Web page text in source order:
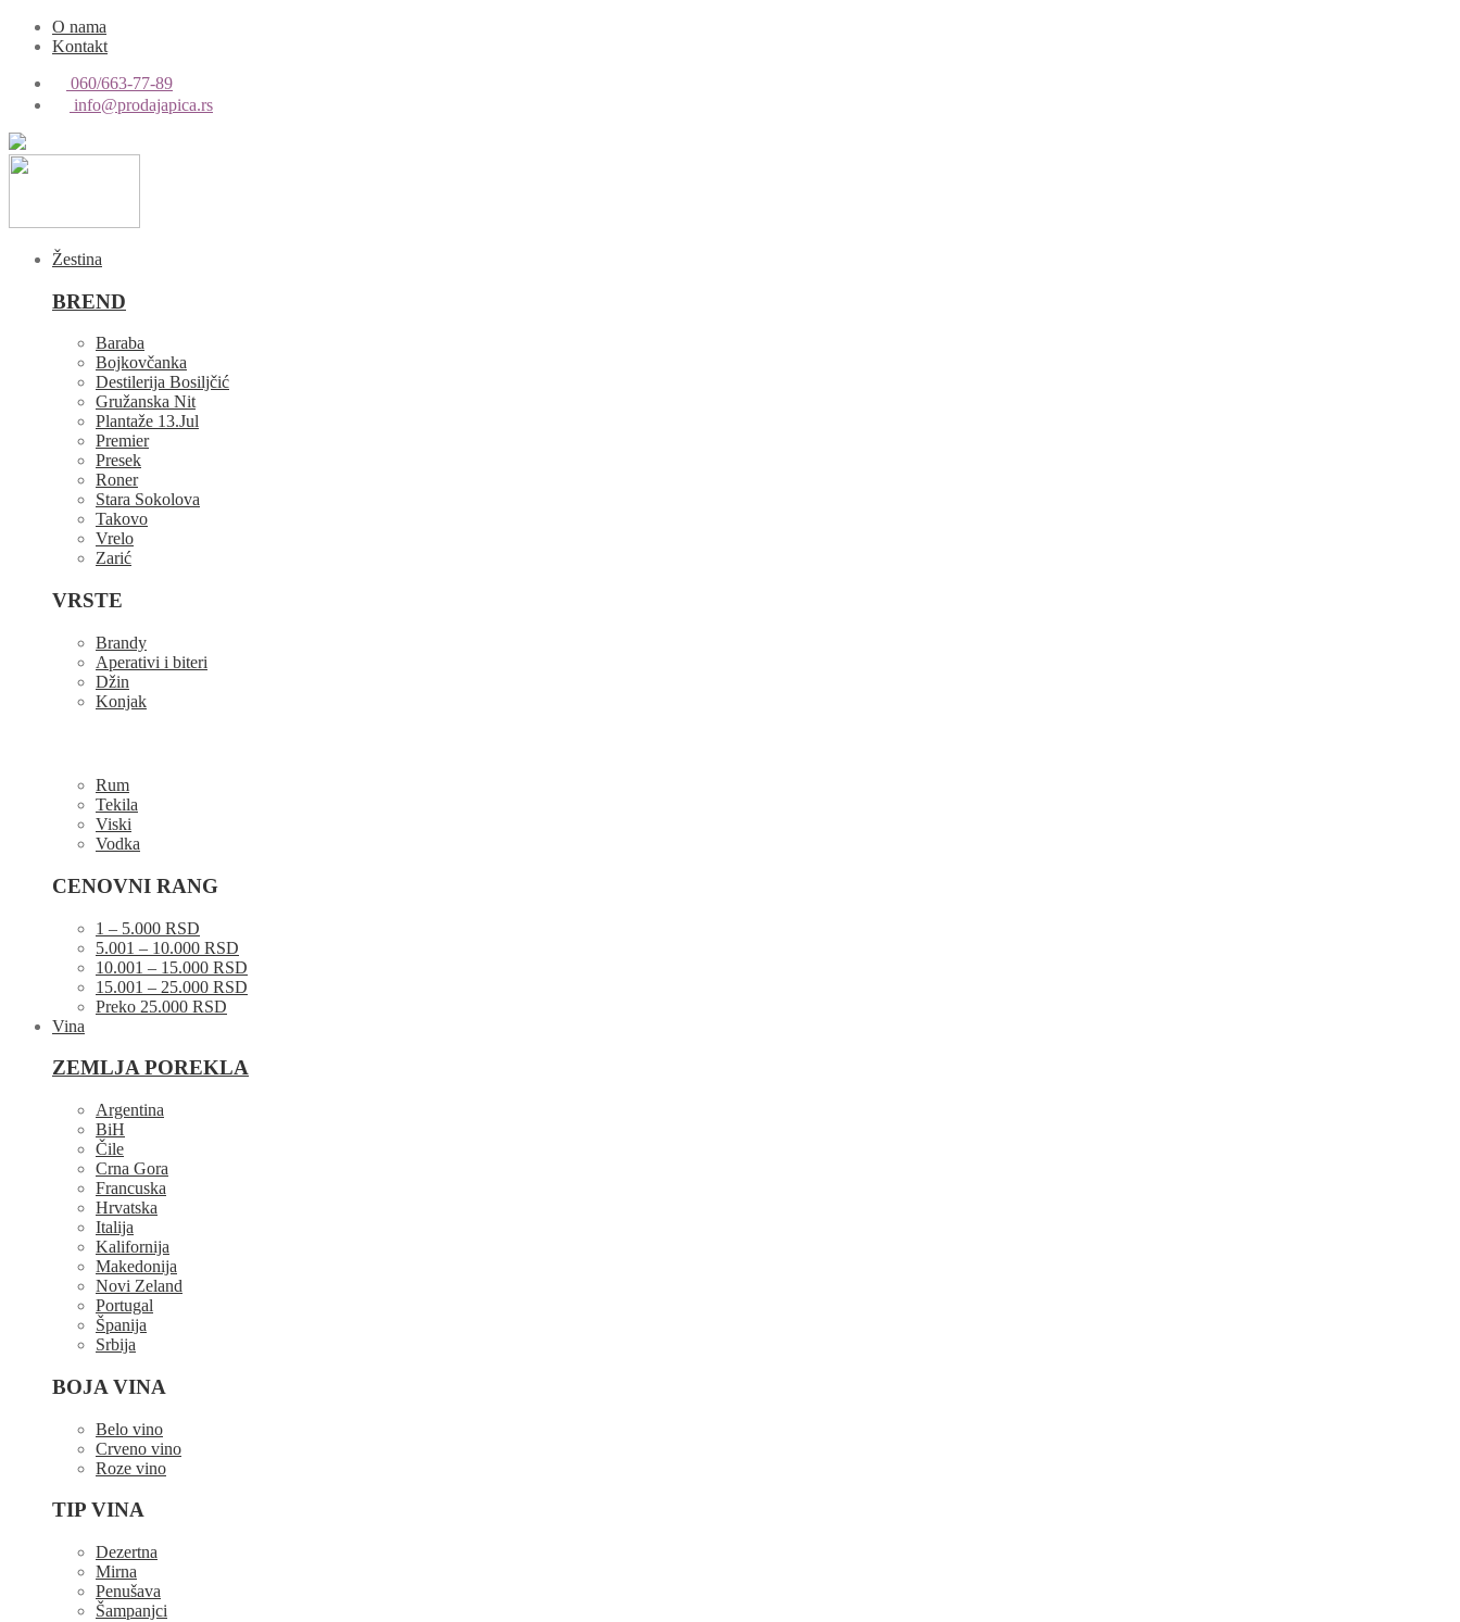
O nama
Kontakt
060/663-77-89
info@prodajapica.rs
Žestina
BREND
Baraba
Bojkovčanka
Destilerija Bosiljčić
Gružanska Nit
Plantaže 13.Jul
Premier
Presek
Roner
Stara Sokolova
Takovo
Vrelo
Zarić
VRSTE
Brandy
Aperativi i biteri
Džin
Konjak
Rum
Tekila
Viski
Vodka
CENOVNI RANG
1 – 5.000 RSD
5.001 – 10.000 RSD
10.001 – 15.000 RSD
15.001 – 25.000 RSD
Preko 25.000 RSD
Vina
ZEMLJA POREKLA
Argentina
BiH
Čile
Crna Gora
Francuska
Hrvatska
Italija
Kalifornija
Makedonija
Novi Zeland
Portugal
Španija
Srbija
BOJA VINA
Belo vino
Crveno vino
Roze vino
TIP VINA
Dezertna
Mirna
Penušava
Šampanjci